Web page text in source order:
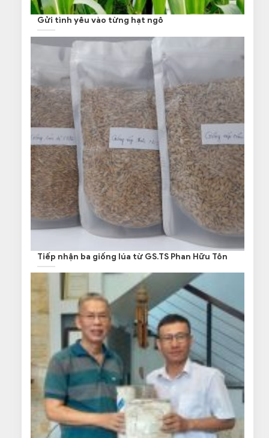
Gửi tình yêu vào từng hạt ngô
Tiếp nhận ba giống lúa từ GS.TS Phan Hữu Tôn